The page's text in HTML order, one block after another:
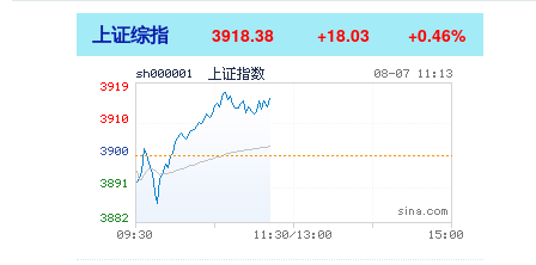
上证综指 3918.38 +18.03 +0.46%